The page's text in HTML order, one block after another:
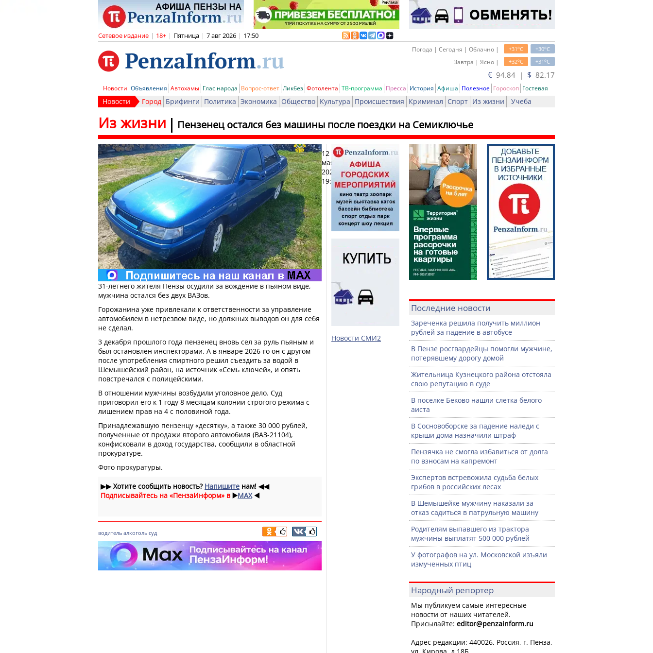
Сетевое издание | 18+ | Пятница | 7 авг 2026 | 17:50
+30oC
+31oC
Погода | Сегодня | Облачно |
+31oC
+32oC
Завтра | Ясно |
€ 94.84 | $ 82.17
Новости Объявления Автохамы Глас народа Вопрос-ответ Ликбез Фотолента ТВ-программа Пресса История Афиша Полезное Гороскоп Гостевая
Новости Город Брифинги Политика Экономика Общество Культура Происшествия Криминал Спорт Из жизни Учеба
Пензенец остался без машины после поездки на Семиключье
Из жизни
12
мая
2026,
19:05
Печать
31-летнего жителя Пензы осудили за вождение в пьяном виде,
мужчина остался без двух ВАЗов.
Горожанина уже привлекали к ответственности за управление
автомобилем в нетрезвом виде, но должных выводов он для себя
не сделал.
3 декабря прошлого года пензенец вновь сел за руль пьяным и
был остановлен инспекторами. А в январе 2026-го он с другом
после употребления спиртного решил съездить за водой в
Шемышейский район, на источник «Семь ключей», и опять
повстречался с полицейскими.
В отношении мужчины возбудили уголовное дело. Суд
приговорил его к 1 году 8 месяцам колонии строгого режима с
лишением прав на 4 с половиной года.
Принадлежавшую пензенцу «десятку», а также 30 000 рублей,
полученные от продажи второго автомобиля (ВАЗ-21104),
конфисковали в доход государства, сообщили в областной
прокуратуре.
Фото прокуратуры.
▶▶Хотите сообщить новость? Напишите нам! ◀◀
Подписывайтесь на «ПензаИнформ» в ▶️MAX ◀️
водитель алкоголь суд
Новости СМИ2
Последние новости
Зареченка решила получить миллион
рублей за падение в автобусе
В Пензе росгвардейцы помогли мужчине,
потерявшему дорогу домой
Жительница Кузнецкого района отстояла
свою репутацию в суде
В поселке Беково нашли слетка белого
аиста
В Сосновоборске за падение наледи с
крыши дома назначили штраф
Пензячка не смогла избавиться от долга
по взносам на капремонт
Экспертов встревожила судьба белых
грибов в российских лесах
В Шемышейке мужчину наказали за
отказ садиться в патрульную машину
Родителям выпавшего из трактора
мужчины выплатят 500 000 рублей
У фотографов на ул. Московской изъяли
измученных птиц
Народный репортер
Мы публикуем самые интересные
новости от наших читателей.
Присылайте: editor@penzainform.ru
Адрес редакции: 440026, Россия, г. Пенза,